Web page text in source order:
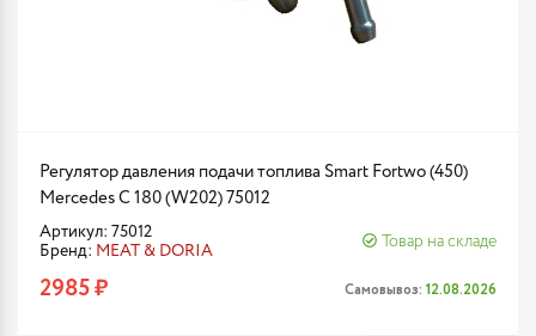
Регулятор давления подачи топлива Smart Fortwo (450)
Mercedes C 180 (W202) 75012
Артикул: 75012
Бренд: MEAT & DORIA
Товар на складе
2985 ₽ Самовывоз: 12.08.2026